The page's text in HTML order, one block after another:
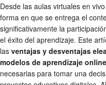
Desde las aulas virtuales en
forma en que se entrega el
significativamente la
el éxito del aprendizaje. Este
las ventajas y desventajas
modelos de aprendizaje online
necesarias para tomar una